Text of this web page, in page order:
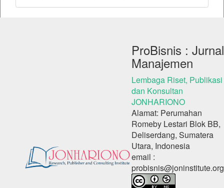
ProBisnis : Jurnal
Manajemen
Lembaga Riset, Publikasi
dan Konsultan
JONHARIONO
Alamat: Perumahan
Romeby Lestari Blok BB,
Deliserdang, Sumatera
Utara, Indonesia
email :
probisnis@joninstitute.org